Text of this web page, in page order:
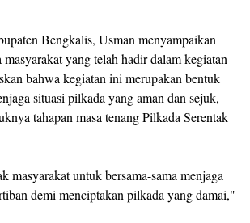
Bengkalis, Usman menyampaikan
yang telah hadir dalam kegiatan
bahwa kegiatan ini merupakan bentuk
situasi pilkada yang aman dan sejuk,
tahapan masa tenang Pilkada Serentak
masyarakat untuk bersama-sama menjaga
demi menciptakan pilkada yang damai,"